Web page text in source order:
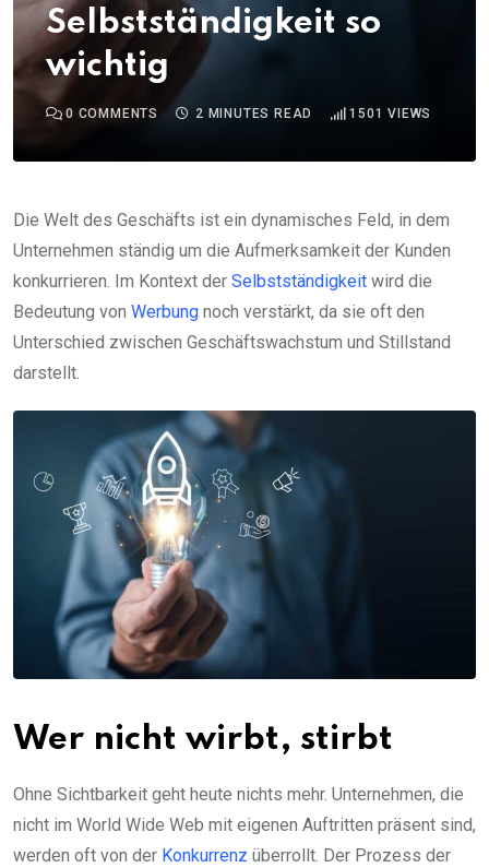
Selbstständigkeit so
wichtig
0 COMMENTS 2 MINUTES READ 1501 VIEWS
Die Welt des Geschäfts ist ein dynamisches Feld, in dem
Unternehmen ständig um die Aufmerksamkeit der Kunden
konkurrieren. Im Kontext der Selbstständigkeit wird die
Bedeutung von Werbung noch verstärkt, da sie oft den
Unterschied zwischen Geschäftswachstum und Stillstand
darstellt.
Wer nicht wirbt, stirbt
Ohne Sichtbarkeit geht heute nichts mehr. Unternehmen, die
nicht im World Wide Web mit eigenen Auftritten präsent sind,
werden oft von der Konkurrenz überrollt. Der Prozess der